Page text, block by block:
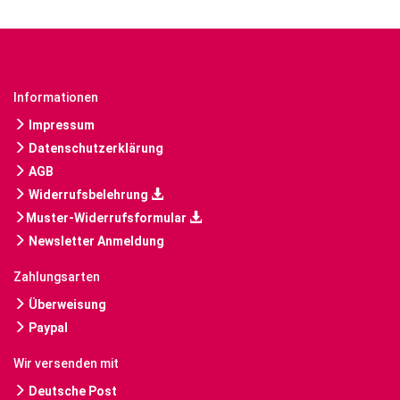
Informationen
Impressum
Datenschutzerklärung
AGB
Widerrufsbelehrung
Muster-Widerrufsformular
Newsletter Anmeldung
Zahlungsarten
Überweisung
Paypal
Wir versenden mit
Deutsche Post